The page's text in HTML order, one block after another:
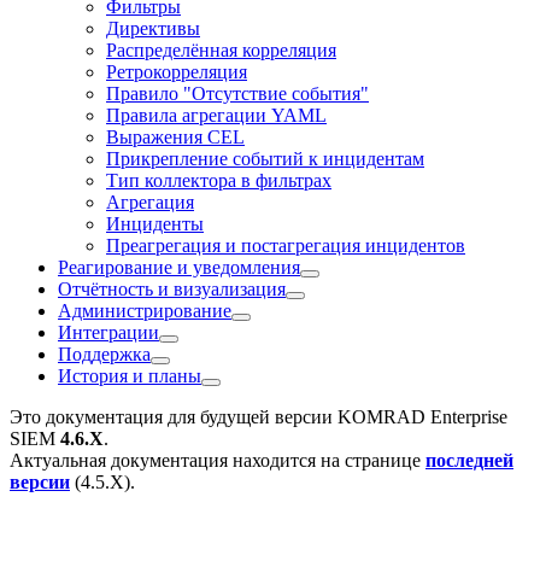
Фильтры
Директивы
Распределённая корреляция
Ретрокорреляция
Правило "Отсутствие события"
Правила агрегации YAML
Выражения CEL
Прикрепление событий к инцидентам
Тип коллектора в фильтрах
Агрегация
Инциденты
Преагрегация и постагрегация инцидентов
Реагирование и уведомления
Отчётность и визуализация
Администрирование
Интеграции
Поддержка
История и планы
Это документация для будущей версии KOMRAD Enterprise
SIEM 4.6.X.
Актуальная документация находится на странице последней
версии (4.5.X).